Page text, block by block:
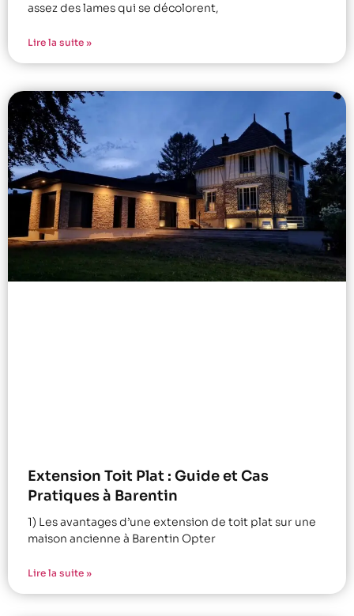
assez des lames qui se décolorent,
Lire la suite »
Extension Toit Plat : Guide et Cas
Pratiques à Barentin
1) Les avantages d’une extension de toit plat sur une
maison ancienne à Barentin Opter
Lire la suite »